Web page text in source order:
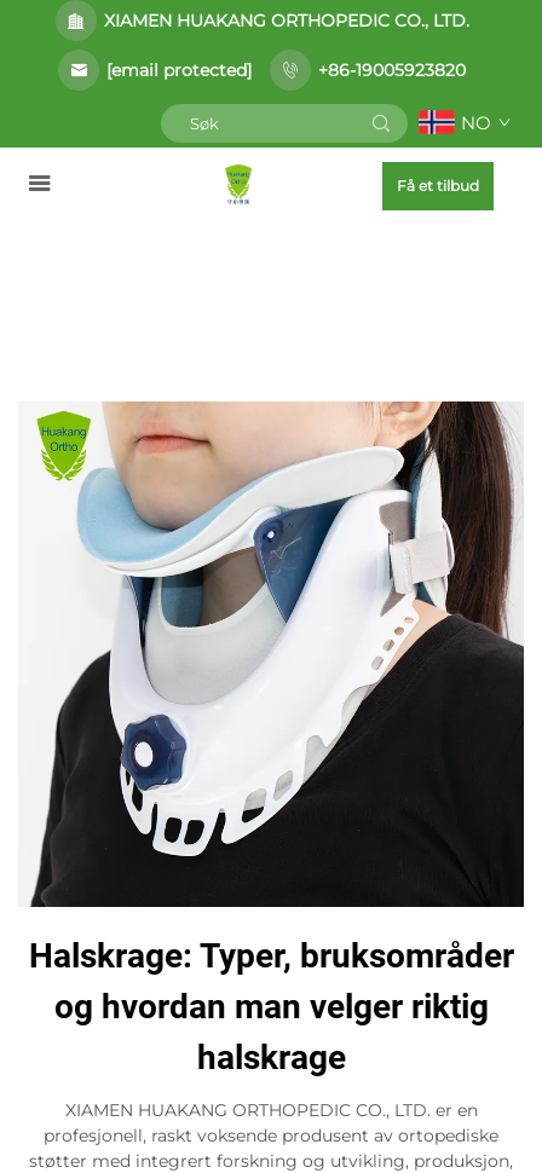
XIAMEN HUAKANG ORTHOPEDIC CO., LTD.
[email protected] +86-19005923820
NO
Få et tilbud
Halskrage: Typer, bruksområder
og hvordan man velger riktig
halskrage
XIAMEN HUAKANG ORTHOPEDIC CO., LTD. er en
profesjonell, raskt voksende produsent av ortopediske
støtter med integrert forskning og utvikling, produksjon,